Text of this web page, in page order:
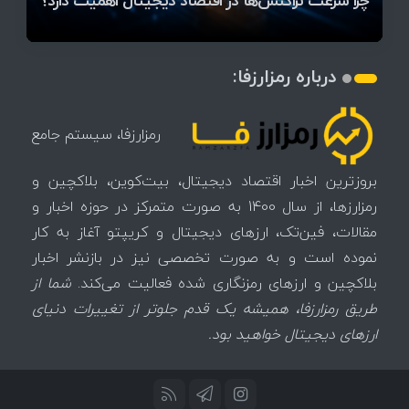
درباره رمزارزفا:
رمزارزفا، سیستم جامع
بروزترین اخبار اقتصاد دیجیتال، بیت‌کوین، بلاکچین و
رمزارزها، از سال 1400 به صورت متمرکز در حوزه اخبار و
مقالات، فین‌تک، ارزهای‌ دیجیتال و کریپتو آغاز به کار
نموده است و به صورت تخصصی نیز در بازنشر اخبار
بلاکچین و ارزهای رمزنگاری شده فعالیت می‌کند.شما از
طریق رمزارزفا، همیشه یک قدم جلوتر از تغییرات دنیای
ارزهای دیجیتال خواهید بود.